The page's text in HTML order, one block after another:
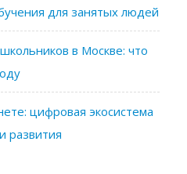
для занятых людей
в Москве: что
цифровая экосистема
развития